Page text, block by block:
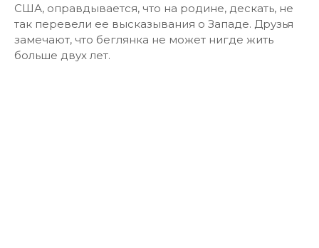
США, оправдывается, что на родине, дескать, не
так перевели ее высказывания о Западе. Друзья
замечают, что беглянка не может нигде жить
больше двух лет.